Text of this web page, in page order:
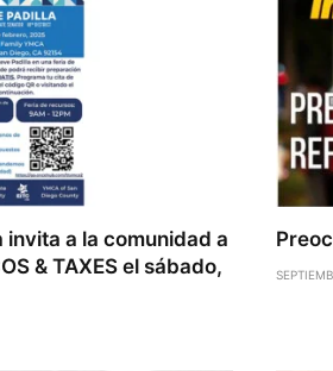
invita a la comunidad a
& TAXES el sábado,